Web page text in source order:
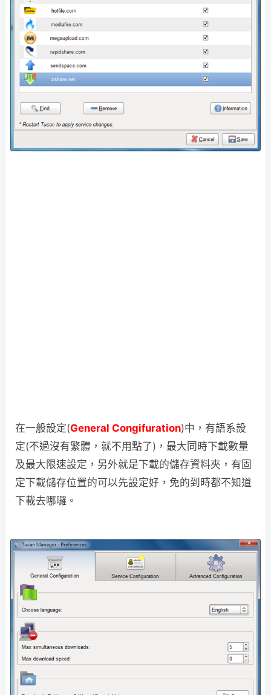
在一般設定(General Congifuration)中，有語系設
定(不過沒有繁體，就不用點了)，最大同時下載數量
及最大限速設定，另外就是下載的儲存資料夾，有固
定下載儲存位置的可以先設定好，免的到時都不知道
下載去哪囉。